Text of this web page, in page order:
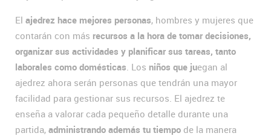
El ajedrez hace mejores personas, hombres y mujeres que
contarán con más recursos a la hora de tomar decisiones,
organizar sus actividades y planificar sus tareas, tanto
laborales como domésticas . Los niños que juegan al
ajedrez ahora serán personas que tendrán una mayor
facilidad para gestionar sus recursos. El ajedrez te
enseña a valorar cada pequeño detalle durante una
partida, administrando además tu tiempo de la manera